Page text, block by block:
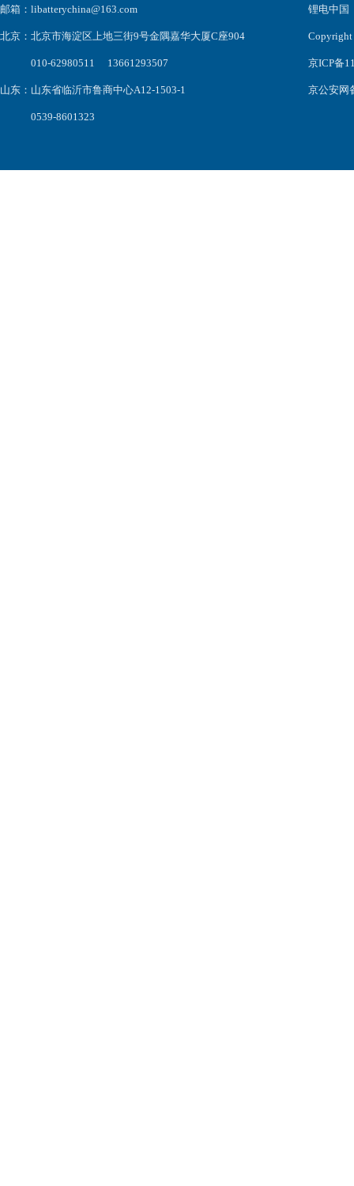
邮箱：libatterychina@163.com
北京：北京市海淀区上地三街9号金隅嘉华大厦C座904
010-62980511 13661293507
山东：山东省临沂市鲁商中心A12-1503-1
0539-8601323
锂电中国
京ICP备
京公安网